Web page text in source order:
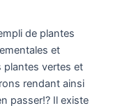
de plantes
et
plantes vertes et
rendant ainsi
passer!? Il existe